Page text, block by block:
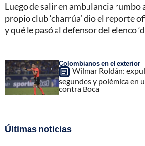
Luego de salir en ambulancia rumbo
propio club ‘charrúa’ dio el reporte
y qué le pasó al defensor del elenco
Colombianos en el exterior
Wilmar Roldán:
segundos y polémica en
contra Boca
Últimas noticias